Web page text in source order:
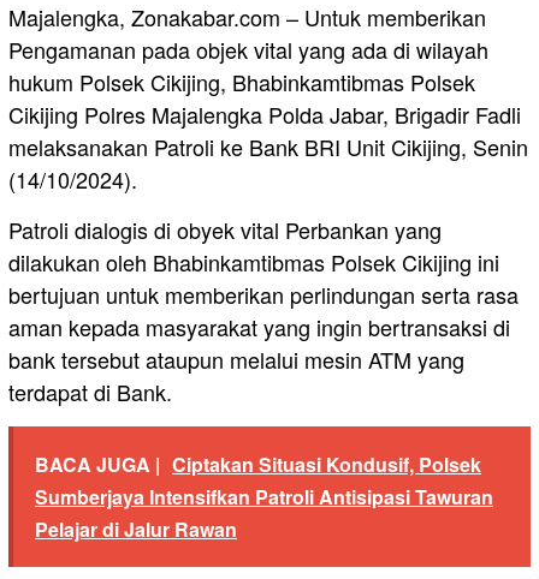
Majalengka, Zonakabar.com – Untuk memberikan
Pengamanan pada objek vital yang ada di wilayah
hukum Polsek Cikijing, Bhabinkamtibmas Polsek
Cikijing Polres Majalengka Polda Jabar, Brigadir Fadli
melaksanakan Patroli ke Bank BRI Unit Cikijing, Senin
(14/10/2024).
Patroli dialogis di obyek vital Perbankan yang
dilakukan oleh Bhabinkamtibmas Polsek Cikijing ini
bertujuan untuk memberikan perlindungan serta rasa
aman kepada masyarakat yang ingin bertransaksi di
bank tersebut ataupun melalui mesin ATM yang
terdapat di Bank.
BACA JUGA | Ciptakan Situasi Kondusif, Polsek
Sumberjaya Intensifkan Patroli Antisipasi Tawuran
Pelajar di Jalur Rawan